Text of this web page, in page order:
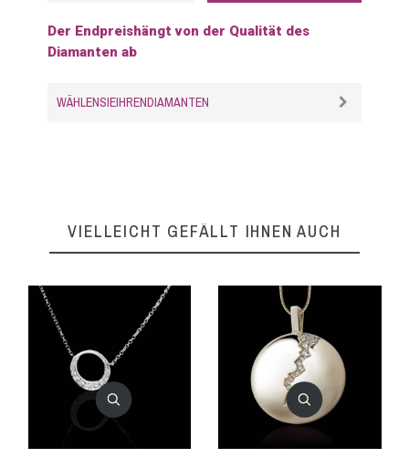
Der Endpreishängt von der Qualität des
Diamanten ab
WÄHLENSIEIHRENDIAMANTEN
VIELLEICHT GEFÄLLT IHNEN AUCH